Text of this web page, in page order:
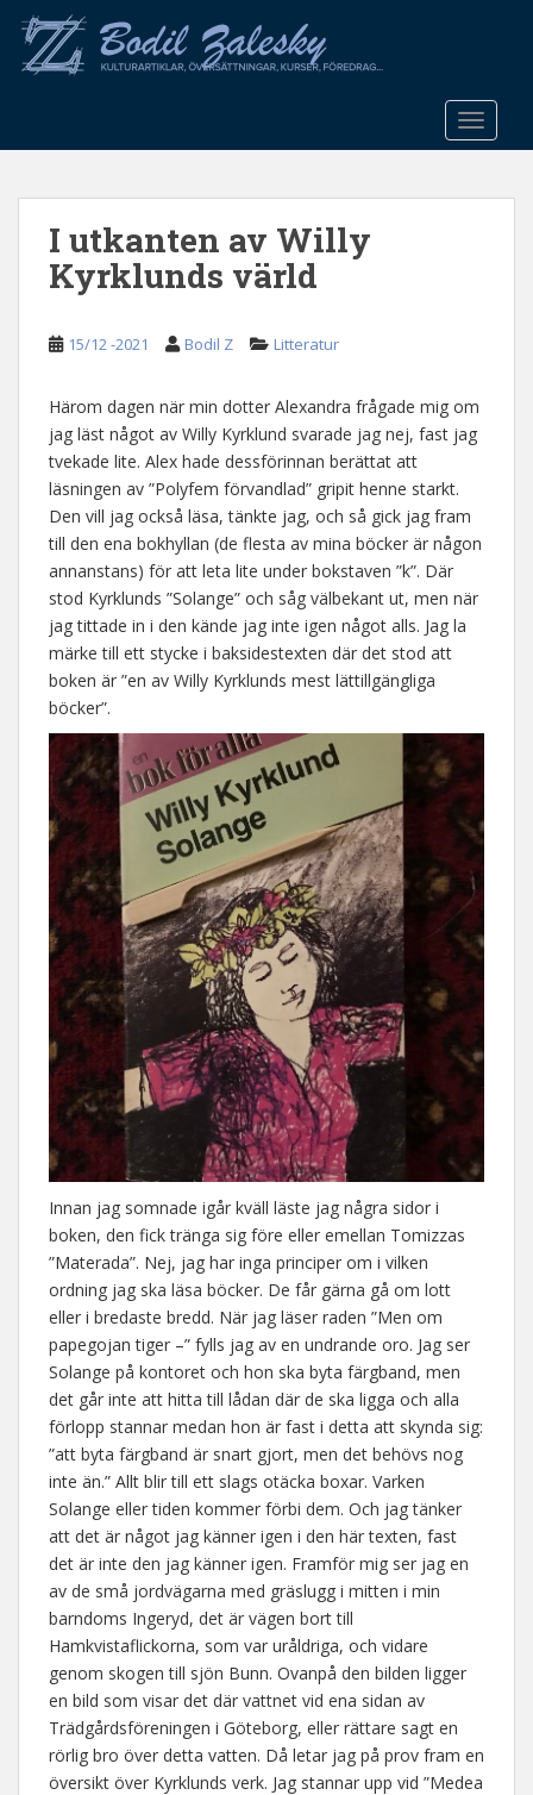
o
I utkanten av Willy
Kyrklunds värld
15/12 -2021 Bodil Z Litteratur
Härom dagen när min dotter Alexandra frågade mig om
jag läst något av Willy Kyrklund svarade jag nej, fast jag
tvekade lite. Alex hade dessförinnan berättat att
läsningen av ”Polyfem förvandlad” gripit henne starkt.
Den vill jag också läsa, tänkte jag, och så gick jag fram
till den ena bokhyllan (de flesta av mina böcker är någon
annanstans) för att leta lite under bokstaven ”k”. Där
stod Kyrklunds ”Solange” och såg välbekant ut, men när
jag tittade in i den kände jag inte igen något alls. Jag la
märke till ett stycke i baksidestexten där det stod att
boken är ”en av Willy Kyrklunds mest lättillgängliga
böcker”.
Innan jag somnade igår kväll läste jag några sidor i
boken, den fick tränga sig före eller emellan Tomizzas
”Materada”. Nej, jag har inga principer om i vilken
ordning jag ska läsa böcker. De får gärna gå om lott
eller i bredaste bredd. När jag läser raden ”Men om
papegojan tiger –” fylls jag av en undrande oro. Jag ser
Solange på kontoret och hon ska byta färgband, men
det går inte att hitta till lådan där de ska ligga och alla
förlopp stannar medan hon är fast i detta att skynda sig:
”att byta färgband är snart gjort, men det behövs nog
inte än.” Allt blir till ett slags otäcka boxar. Varken
Solange eller tiden kommer förbi dem. Och jag tänker
att det är något jag känner igen i den här texten, fast
det är inte den jag känner igen. Framför mig ser jag en
av de små jordvägarna med gräslugg i mitten i min
barndoms Ingeryd, det är vägen bort till
Hamkvistaflickorna, som var uråldriga, och vidare
genom skogen till sjön Bunn. Ovanpå den bilden ligger
en bild som visar det där vattnet vid ena sidan av
Trädgårdsföreningen i Göteborg, eller rättare sagt en
rörlig bro över detta vatten. Då letar jag på prov fram en
översikt över Kyrklunds verk. Jag stannar upp vid ”Medea